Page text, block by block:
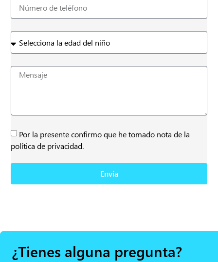
Por la presente confirmo que he tomado nota de la
política de privacidad.
Envía
¿Tienes alguna pregunta?